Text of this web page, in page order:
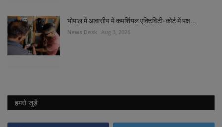
भोपाल में आवासीय में कमर्शियल एक्टिविटी-कोर्ट में पक्ष...
News Desk Aug 3, 2026
हमसे जुड़ें